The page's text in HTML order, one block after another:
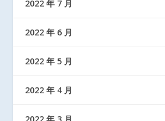
2022 年 7 月
2022 年 6 月
2022 年 5 月
2022 年 4 月